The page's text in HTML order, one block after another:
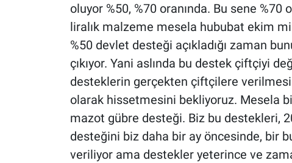
oluyor %50, %70 oranında. Bu sene
liralık malzeme mesela hububat ekim
%50 devlet desteği açıkladığı zaman
çıkıyor. Yani aslında bu destek çiftçiyi
desteklerin gerçekten çiftçilere
olarak hissetmesini bekliyoruz. Mesela
mazot gübre desteği. Biz bu destekleri,
desteğini biz daha bir ay öncesinde, bir
veriliyor ama destekler yeterince ve